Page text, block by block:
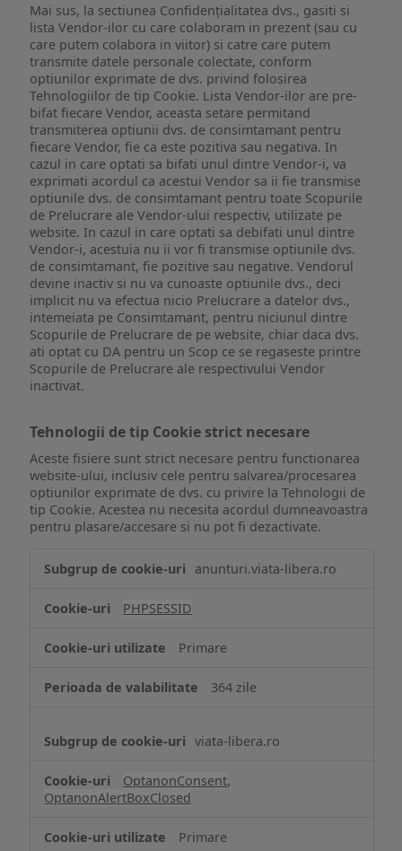
Mai sus, la sectiunea Confidențialitatea dvs., gasiti si
lista Vendor-ilor cu care colaboram in prezent (sau cu
care putem colabora in viitor) si catre care putem
transmite datele personale colectate, conform
optiunilor exprimate de dvs. privind folosirea
Tehnologiilor de tip Cookie. Lista Vendor-ilor are pre-
bifat fiecare Vendor, aceasta setare permitand
transmiterea optiunii dvs. de consimtamant pentru
fiecare Vendor, fie ca este pozitiva sau negativa. In
cazul in care optati sa bifati unul dintre Vendor-i, va
exprimati acordul ca acestui Vendor sa ii fie transmise
optiunile dvs. de consimtamant pentru toate Scopurile
de Prelucrare ale Vendor-ului respectiv, utilizate pe
website. In cazul in care optati sa debifati unul dintre
Vendor-i, acestuia nu ii vor fi transmise optiunile dvs.
de consimtamant, fie pozitive sau negative. Vendorul
devine inactiv si nu va cunoaste optiunile dvs., deci
implicit nu va efectua nicio Prelucrare a datelor dvs.,
intemeiata pe Consimtamant, pentru niciunul dintre
Scopurile de Prelucrare de pe website, chiar daca dvs.
ati optat cu DA pentru un Scop ce se regaseste printre
Scopurile de Prelucrare ale respectivului Vendor
inactivat.
Tehnologii de tip Cookie strict necesare
Aceste fisiere sunt strict necesare pentru functionarea
website-ului, inclusiv cele pentru salvarea/procesarea
optiunilor exprimate de dvs. cu privire la Tehnologii de
tip Cookie. Acestea nu necesita acordul dumneavoastra
pentru plasare/accesare si nu pot fi dezactivate.
de
Cookie
necesare
anunturi.viata-libera.ro
PHPSESSID
Primare
364 zile
viata-libera.ro
OptanonConsent,
OptanonAlertBoxClosed
Primare